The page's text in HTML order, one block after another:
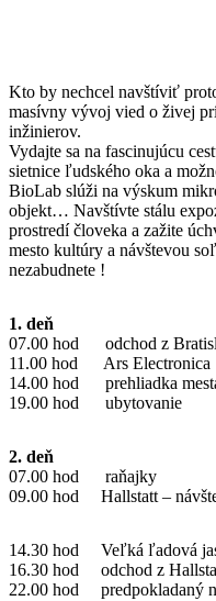
Kto by nechcel navštíviť
masívny vývoj vied o živej
inžinierov.
Vydajte sa na fascinujúcu
sietnice ľudského oka a
BioLab slúži na výskum
objekt… Navštívte stálu
prostredí človeka a zažite
mesto kultúry a návštevou
nezabudnete !
1. deň
07.00 hod odchod z
11.00 hod Ars Electronica
14.00 hod prehliadka
19.00 hod ubytovanie
2. deň
07.00 hod raňajky
09.00 hod Hallstatt –
14.30 hod Veľká ľadová
16.30 hod odchod z
22.00 hod predpokladaný